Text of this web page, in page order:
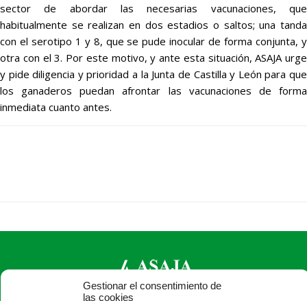
Gestionar el consentimiento de
las cookies
sector de abordar las necesarias vacunaciones, que
habitualmente se realizan en dos estadios o saltos; una tanda
con el serotipo 1 y 8, que se pude inocular de forma conjunta, y
otra con el 3. Por este motivo, y ante esta situación, ASAJA urge
y pide diligencia y prioridad a la Junta de Castilla y León para que
los ganaderos puedan afrontar las vacunaciones de forma
inmediata cuanto antes.